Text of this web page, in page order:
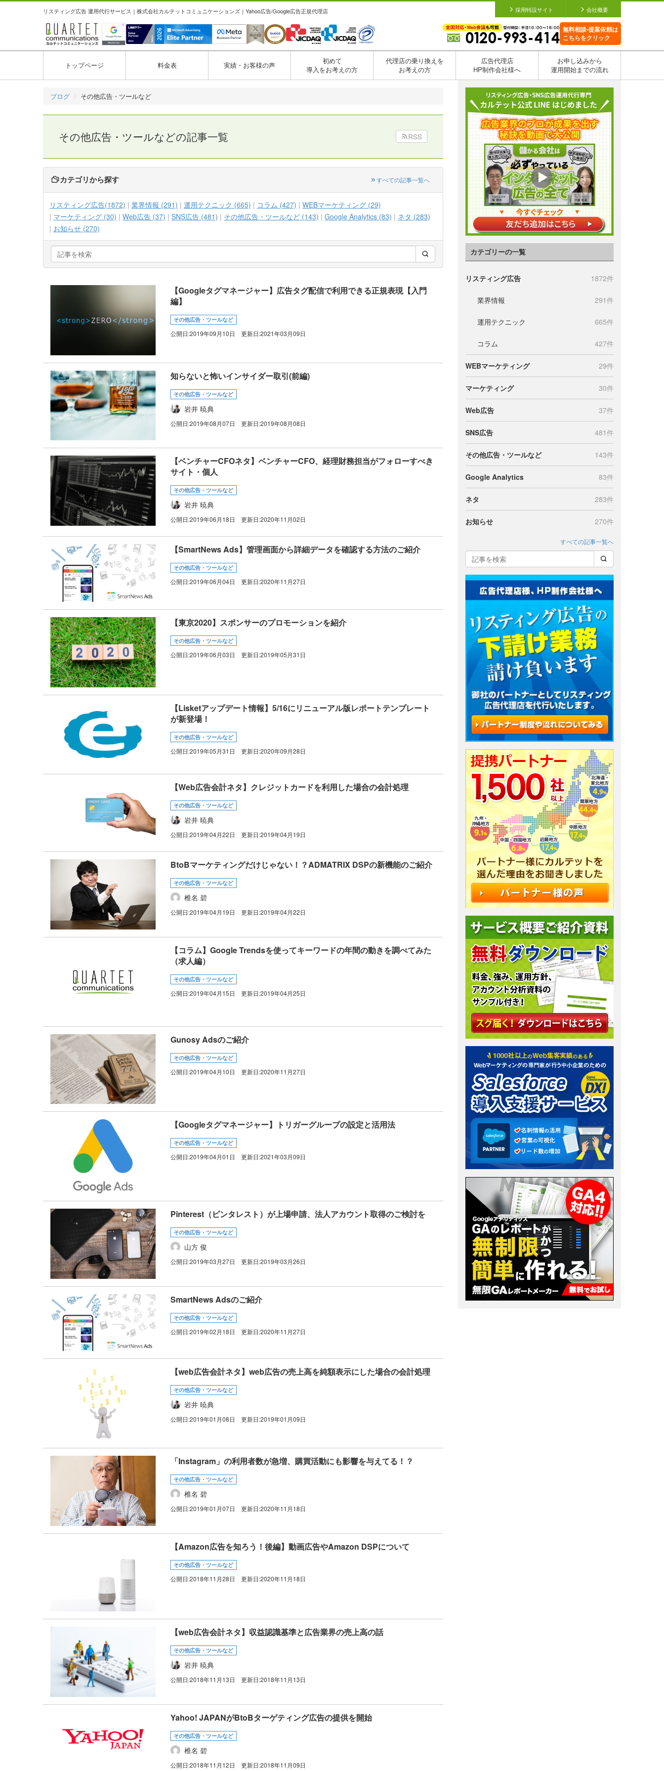
リスティング広告 運用代行サービス｜株式会社カルテットコミュニケーションズ｜Yahoo広告/Google広告正規代理店 採用特設サイト 会社概要
無料相談•提案依頼は
こちらをクリック
トップページ 料金表 実績・お客様の声
初めて
導入をお考えの方
代理店の乗り換えを
お考えの方
広告代理店
HP制作会社様へ
お申し込みから
運用開始までの流れ
ブログ その他広告・ツールなど
その他広告・ツールなどの記事一覧 RSS
カテゴリから探す すべての記事一覧へ
リスティング広告(1872) 業界情報 (291) 運用テクニック (665) コラム (427)
WEBマーケティング (29)
マーケティング (30)
Web広告 (37) SNS広告 (481) その他広告・ツールなど (143) Google Analytics (83)
ネタ (283)
お知らせ (270)
【Googleタグマネージャー】広告タグ配信で利用できる正規表現【入門
編】
その他広告・ツールなど
公開日:2019年09月10日 更新日:2021年03月09日
知らないと怖いインサイダー取引(前編)
その他広告・ツールなど
岩井 暁典
公開日:2019年08月07日 更新日:2019年08月08日
【ベンチャーCFOネタ】ベンチャーCFO、経理財務担当がフォローすべき
サイト・個人
その他広告・ツールなど
岩井 暁典
公開日:2019年06月18日 更新日:2020年11月02日
【SmartNews Ads】管理画面から詳細データを確認する方法のご紹介
その他広告・ツールなど
公開日:2019年06月04日 更新日:2020年11月27日
【東京2020】スポンサーのプロモーションを紹介
その他広告・ツールなど
公開日:2019年06月03日 更新日:2019年05月31日
【Lisketアップデート情報】5/16にリニューアル版レポートテンプレート
が新登場！
その他広告・ツールなど
公開日:2019年05月31日 更新日:2020年09月28日
【Web広告会計ネタ】クレジットカードを利用した場合の会計処理
その他広告・ツールなど
岩井 暁典
公開日:2019年04月22日 更新日:2019年04月19日
BtoBマーケティングだけじゃない！？ADMATRIX DSPの新機能のご紹介
その他広告・ツールなど
椎名 碧
公開日:2019年04月19日 更新日:2019年04月22日
【コラム】Google Trendsを使ってキーワードの年間の動きを調べてみた
（求人編）
その他広告・ツールなど
公開日:2019年04月15日 更新日:2019年04月25日
Gunosy Adsのご紹介
その他広告・ツールなど
公開日:2019年04月10日 更新日:2020年11月27日
【Googleタグマネージャー】トリガーグループの設定と活用法
その他広告・ツールなど
公開日:2019年04月01日 更新日:2021年03月09日
Pinterest（ピンタレスト）が上場申請、法人アカウント取得のご検討を
その他広告・ツールなど
山方 俊
公開日:2019年03月27日 更新日:2019年03月26日
SmartNews Adsのご紹介
その他広告・ツールなど
公開日:2019年02月18日 更新日:2020年11月27日
【web広告会計ネタ】web広告の売上高を純額表示にした場合の会計処理
その他広告・ツールなど
岩井 暁典
公開日:2019年01月08日 更新日:2019年01月09日
「Instagram」の利用者数が急増、購買活動にも影響を与えてる！？
その他広告・ツールなど
椎名 碧
公開日:2019年01月07日 更新日:2020年11月18日
【Amazon広告を知ろう！後編】動画広告やAmazon DSPについて
その他広告・ツールなど
公開日:2018年11月28日 更新日:2020年11月18日
【web広告会計ネタ】収益認識基準と広告業界の売上高の話
その他広告・ツールなど
岩井 暁典
公開日:2018年11月13日 更新日:2018年11月13日
Yahoo! JAPANがBtoBターゲティング広告の提供を開始
その他広告・ツールなど
椎名 碧
公開日:2018年11月12日 更新日:2018年11月09日
カテゴリーの一覧
リスティング広告 1872件
業界情報 291件
運用テクニック 665件
コラム 427件
WEBマーケティング 29件
マーケティング 30件
Web広告 37件
SNS広告 481件
その他広告・ツールなど 143件
Google Analytics 83件
ネタ 283件
お知らせ 270件
すべての記事一覧へ